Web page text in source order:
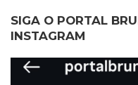
SIGA O PORTAL
INSTAGRAM